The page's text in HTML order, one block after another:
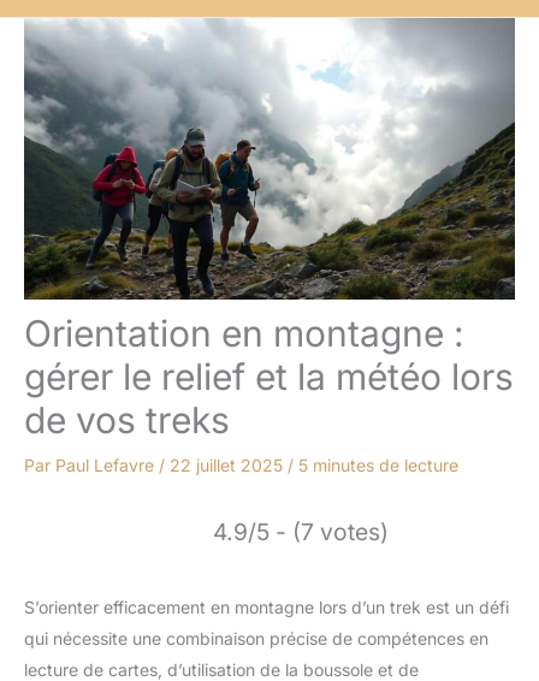
Orientation en montagne :
gérer le relief et la météo lors
de vos treks
Par Paul Lefavre / 22 juillet 2025 / 5 minutes de lecture
4.9/5 - (7 votes)
S’orienter efficacement en montagne lors d’un trek est un défi
qui nécessite une combinaison précise de compétences en
lecture de cartes, d’utilisation de la boussole et de